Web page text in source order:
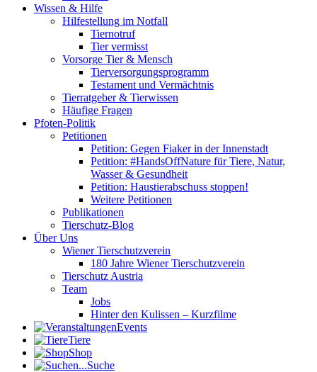
Wissen & Hilfe
Hilfestellung im Notfall
Tiernotruf
Tier vermisst
Vorsorge Tier & Mensch
Tierversorgungsprogramm
Testament und Vermächtnis
Tierratgeber & Tierwissen
Häufige Fragen
Pfoten-Politik
Petitionen
Petition: Gegen Fiaker in der Innenstadt
Petition: #HandsOffNature für Tiere, Natur,
Wasser & Gesundheit
Petition: Haustierabschuss stoppen!
Weitere Petitionen
Publikationen
Tierschutz-Blog
Über Uns
Wiener Tierschutzverein
180 Jahre Wiener Tierschutzverein
Tierschutz Austria
Team
Jobs
Hinter den Kulissen – Kurzfilme
Events
Tiere
Shop
Suche